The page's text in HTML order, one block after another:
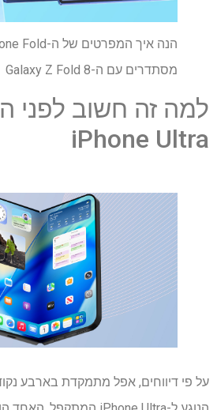
מסתדרים עם ה-Galaxy Z Fold 8
למה זה חשוב לפני
iPhone Ultra
על פי דיווחים, אפל מתמקדת בארבע